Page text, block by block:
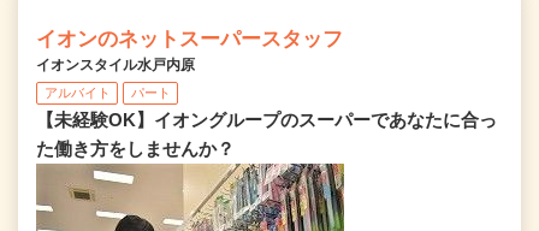
イオンのネットスーパースタッフ
イオンスタイル水戸内原
アルバイト パート
【未経験OK】イオングループのスーパーであなたに合っ
た働き方をしませんか？